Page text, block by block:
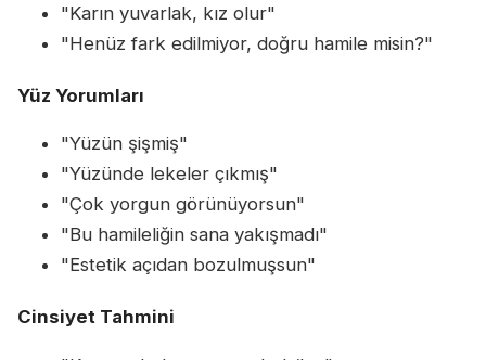
"Karın yuvarlak, kız olur"
"Henüz fark edilmiyor, doğru hamile misin?"
Yüz Yorumları
"Yüzün şişmiş"
"Yüzünde lekeler çıkmış"
"Çok yorgun görünüyorsun"
"Bu hamileliğin sana yakışmadı"
"Estetik açıdan bozulmuşsun"
Cinsiyet Tahmini